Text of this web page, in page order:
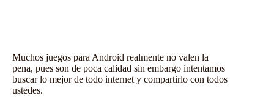
Muchos juegos para Android realmente no valen la
pena, pues son de poca calidad sin embargo intentamos
buscar lo mejor de todo internet y compartirlo con todos
ustedes.